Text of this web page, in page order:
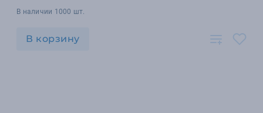
В наличии 1000 шт.
В корзину